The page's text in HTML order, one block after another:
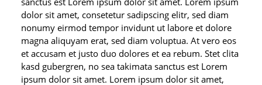
dolor sit amet, consetetur sadipscing elitr, sed diam
nonumy eirmod tempor invidunt ut labore et dolore
magna aliquyam erat, sed diam voluptua. At vero eos
et accusam et justo duo dolores et ea rebum. Stet clita
kasd gubergren, no sea takimata sanctus est Lorem
ipsum dolor sit amet. Lorem ipsum dolor sit amet,